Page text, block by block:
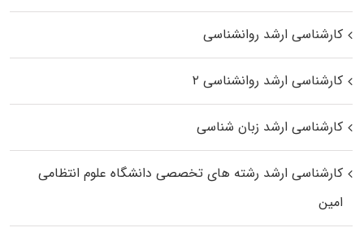
کارشناسی ارشد روانشناسی
کارشناسی ارشد روانشناسی ۲
کارشناسی ارشد زبان شناسی
کارشناسی ارشد رﺷﺘﻪ ﻫﺎی تخصصی داﻧﺸﮕﺎه ﻋﻠﻮم انتظامی
اﻣﻴﻦ